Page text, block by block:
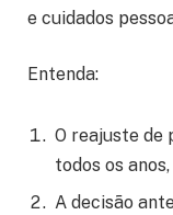
e cuidados
Entenda:
O reajuste de
todos os
A decisão